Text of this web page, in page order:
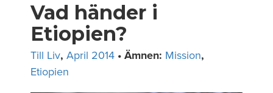
Vad händer i
Etiopien?
Till Liv, April 2014 • Ämnen: Mission,
Etiopien